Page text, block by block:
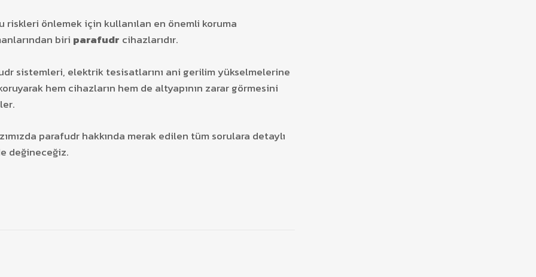
riskleri önlemek için kullanılan en önemli koruma
biri parafudr cihazlarıdır.
sistemleri, elektrik tesisatlarını ani gerilim yükselmelerine
hem cihazların hem de altyapının zarar görmesini
parafudr hakkında merak edilen tüm sorulara detaylı
değineceğiz.